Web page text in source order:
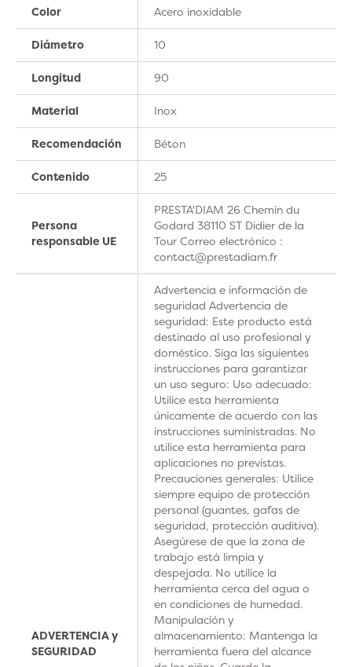
Color Acero inoxidable
Diámetro 10
Longitud 90
Material Inox
Recomendación Béton
Contenido 25
Persona
responsable UE
PRESTA'DIAM 26 Chemin du
Godard 38110 ST Didier de la
Tour Correo electrónico :
contact@prestadiam.fr
ADVERTENCIA y
SEGURIDAD
Advertencia e información de
seguridad Advertencia de
seguridad: Este producto está
destinado al uso profesional y
doméstico. Siga las siguientes
instrucciones para garantizar
un uso seguro: Uso adecuado:
Utilice esta herramienta
únicamente de acuerdo con las
instrucciones suministradas. No
utilice esta herramienta para
aplicaciones no previstas.
Precauciones generales: Utilice
siempre equipo de protección
personal (guantes, gafas de
seguridad, protección auditiva).
Asegúrese de que la zona de
trabajo está limpia y
despejada. No utilice la
herramienta cerca del agua o
en condiciones de humedad.
Manipulación y
almacenamiento: Mantenga la
herramienta fuera del alcance